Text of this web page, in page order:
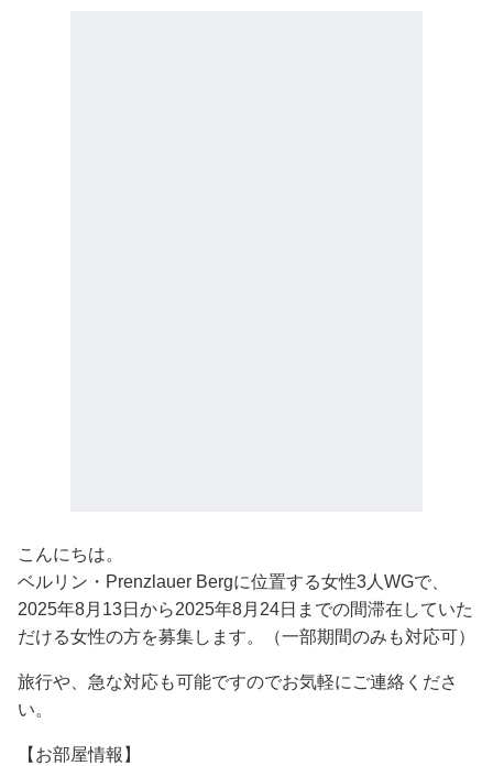
こんにちは。
ベルリン・Prenzlauer Bergに位置する女性3人WGで、
2025年8月13日から2025年8月24日までの間滞在していた
だける女性の方を募集します。（一部期間のみも対応可）
旅行や、急な対応も可能ですのでお気軽にご連絡くださ
い。
【お部屋情報】